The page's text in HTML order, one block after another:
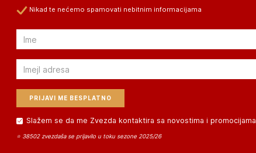
Nikad te nećemo spamovati nebitnim informacijama
Email
Email
Slažem se da me Zvezda kontaktira sa novostima i promocijama
⭐ 38502 zvezdaša se prijavilo u toku sezone 2025/26